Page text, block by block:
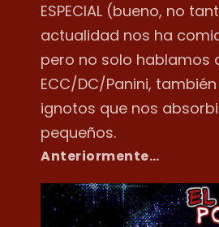
ESPECIAL (bueno, no
actualidad nos ha
pero no solo hablamos
ECC/DC/Panini,
ignotos que nos
pequeños.
Anteriormente…